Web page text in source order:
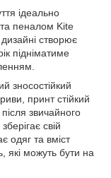
ідеально
пеналом Kite
створює
підніматиме
зносостійкий
принт стійкий
звичайного
свій
одяг та вміст
які можуть бути на